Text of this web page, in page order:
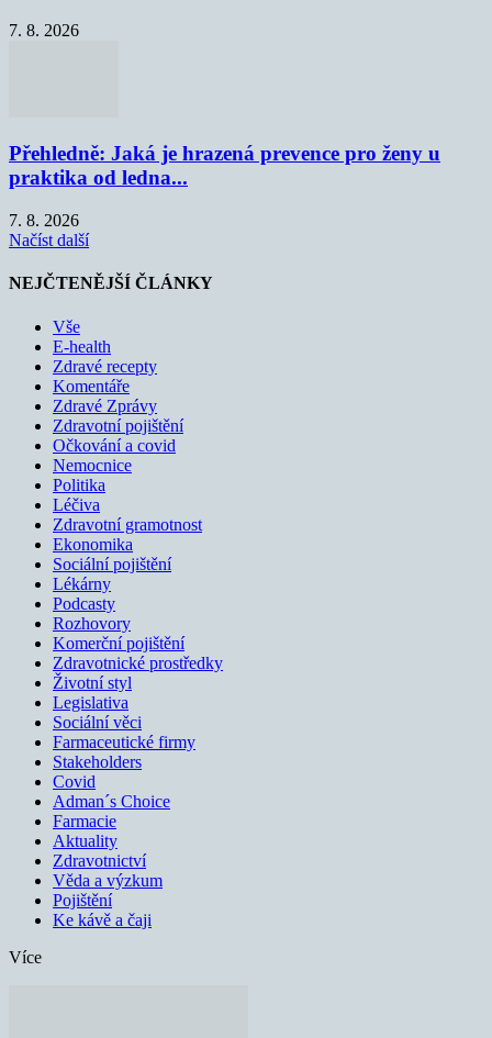
7. 8. 2026
Přehledně: Jaká je hrazená prevence pro ženy u
praktika od ledna...
7. 8. 2026
Načíst další
NEJČTENĚJŠÍ ČLÁNKY
Vše
E-health
Zdravé recepty
Komentáře
Zdravé Zprávy
Zdravotní pojištění
Očkování a covid
Nemocnice
Politika
Léčiva
Zdravotní gramotnost
Ekonomika
Sociální pojištění
Lékárny
Podcasty
Rozhovory
Komerční pojištění
Zdravotnické prostředky
Životní styl
Legislativa
Sociální věci
Farmaceutické firmy
Stakeholders
Covid
Adman´s Choice
Farmacie
Aktuality
Zdravotnictví
Věda a výzkum
Pojištění
Ke kávě a čaji
Více